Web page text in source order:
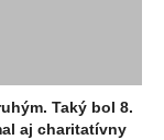
Taký bol 8.
aj charitatívny